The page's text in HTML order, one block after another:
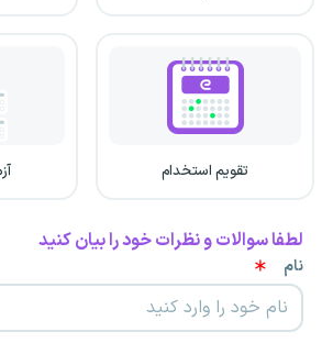
تقویم استخدام
لطفا سوالات و نظرات خود را بیان کنید
نام